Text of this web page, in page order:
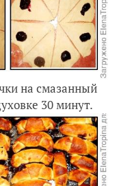
на смазанный
30 минут.